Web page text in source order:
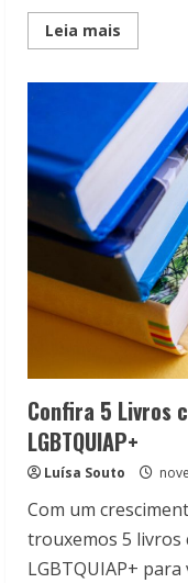
Leia mais
more
livro
de
Juan
Jullian
e
Igor
Verde
Confira 5 Livros
LGBTQUIAP+
Luísa Souto
Com um
trouxemos 5 livros
LGBTQUIAP+ para